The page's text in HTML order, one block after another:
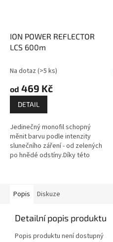
ION POWER REFLECTOR
LCS 600m
Na dotaz (>5 ks)
od 469 Kč
DETAIL
Jedinečný monofil schopný
měnit barvu podle intenzity
slunečního záření - od zelených
po hnědé odstíny.Díky této
Popis
Diskuze
Detailní popis produktu
Popis produktu není dostupný